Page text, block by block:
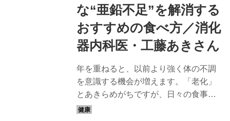
な“亜鉛不足”を解消する
おすすめの食べ方／消化
器内科医・工藤あきさん
年を重ねると、以前より強く体の不調
を意識する機会が増えます。「老化」
とあきらめがちですが、日々の食事で
改善できるかもしれません。消化器内